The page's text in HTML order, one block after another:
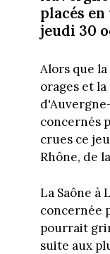
placés
jeudi 30
Alors que
orages et
concernés
crues ce
Rhône, de
La Saône à
concernée
pourrait
suite aux